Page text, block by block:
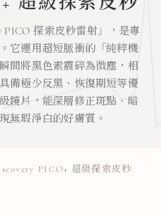
探索皮秒雷射」，是專
它運用超短脈衝的「純粹機
間將黑色素震碎為微塵，相
備極少反黑、恢復期短等優
鏡片，能深層修正斑點、暗
無瑕淨白的好膚質。
PICO+ 超級探索皮秒